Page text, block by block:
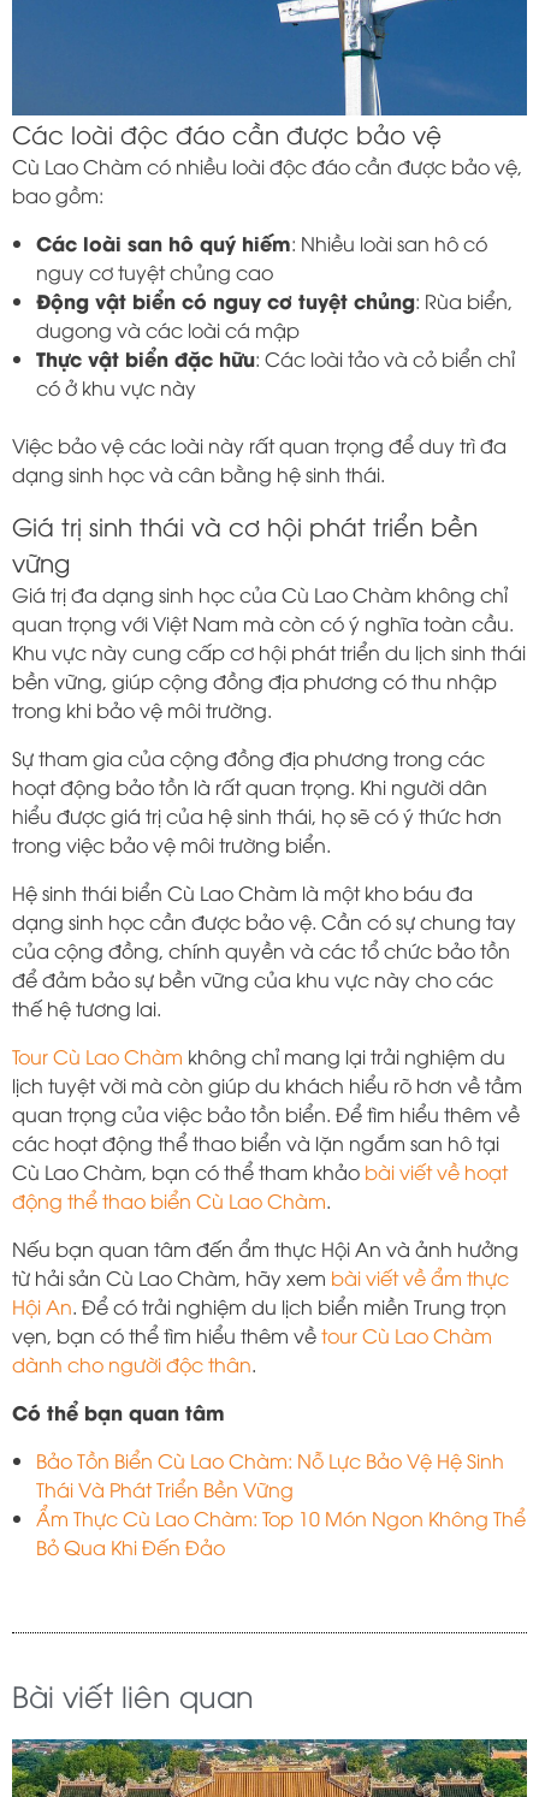
Các loài độc đáo cần được bảo vệ
Cù Lao Chàm có nhiều loài độc đáo cần được bảo vệ,
bao gồm:
Các loài san hô quý hiếm: Nhiều loài san hô có
nguy cơ tuyệt chủng cao
Động vật biển có nguy cơ tuyệt chủng: Rùa biển,
dugong và các loài cá mập
Thực vật biển đặc hữu: Các loài tảo và cỏ biển chỉ
có ở khu vực này
Việc bảo vệ các loài này rất quan trọng để duy trì đa
dạng sinh học và cân bằng hệ sinh thái.
Giá trị sinh thái và cơ hội phát triển bền
vững
Giá trị đa dạng sinh học của Cù Lao Chàm không chỉ
quan trọng với Việt Nam mà còn có ý nghĩa toàn cầu.
Khu vực này cung cấp cơ hội phát triển du lịch sinh thái
bền vững, giúp cộng đồng địa phương có thu nhập
trong khi bảo vệ môi trường.
Sự tham gia của cộng đồng địa phương trong các
hoạt động bảo tồn là rất quan trọng. Khi người dân
hiểu được giá trị của hệ sinh thái, họ sẽ có ý thức hơn
trong việc bảo vệ môi trường biển.
Hệ sinh thái biển Cù Lao Chàm là một kho báu đa
dạng sinh học cần được bảo vệ. Cần có sự chung tay
của cộng đồng, chính quyền và các tổ chức bảo tồn
để đảm bảo sự bền vững của khu vực này cho các
thế hệ tương lai.
Tour Cù Lao Chàm không chỉ mang lại trải nghiệm du
lịch tuyệt vời mà còn giúp du khách hiểu rõ hơn về tầm
quan trọng của việc bảo tồn biển. Để tìm hiểu thêm về
các hoạt động thể thao biển và lặn ngắm san hô tại
Cù Lao Chàm, bạn có thể tham khảo bài viết về hoạt
động thể thao biển Cù Lao Chàm.
Nếu bạn quan tâm đến ẩm thực Hội An và ảnh hưởng
từ hải sản Cù Lao Chàm, hãy xem bài viết về ẩm thực
Hội An. Để có trải nghiệm du lịch biển miền Trung trọn
vẹn, bạn có thể tìm hiểu thêm vềtour Cù Lao Chàm
dành cho người độc thân.
Có thể bạn quan tâm
Bảo Tồn Biển Cù Lao Chàm: Nỗ Lực Bảo Vệ Hệ Sinh
Thái Và Phát Triển Bền Vững
Ẩm Thực Cù Lao Chàm: Top 10 Món Ngon Không Thể
Bỏ Qua Khi Đến Đảo
Bài viết liên quan